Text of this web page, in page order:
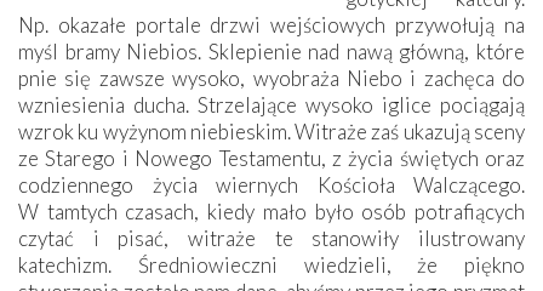
Np. okazałe portale drzwi wejściowych przywołują na
myśl bramy Niebios. Sklepienie nad nawą główną, które
pnie się zawsze wysoko, wyobraża Niebo i zachęca do
wzniesienia ducha. Strzelające wysoko iglice pociągają
wzrok ku wyżynom niebieskim. Witraże zaś ukazują sceny
ze Starego i Nowego Testamentu, z życia świętych oraz
codziennego życia wiernych Kościoła Walczącego.
W tamtych czasach, kiedy mało było osób potrafiących
czytać i pisać, witraże te stanowiły ilustrowany
katechizm. Średniowieczni wiedzieli, że piękno